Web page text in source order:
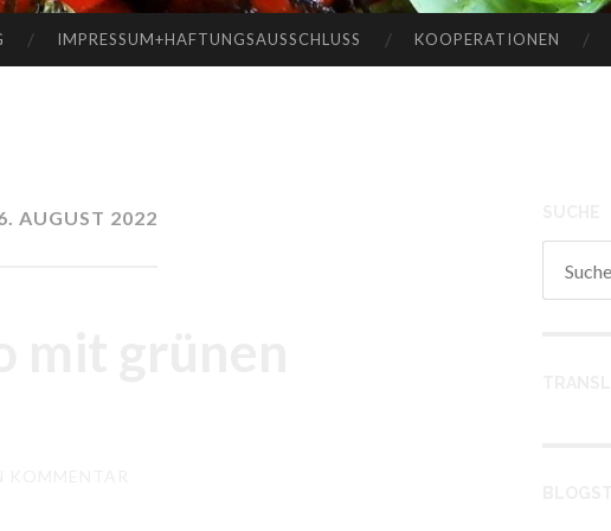
IMPRESSUM+HAFTUNGSAUSSCHLUSS KOOPERATIONEN
AUGUST 2022